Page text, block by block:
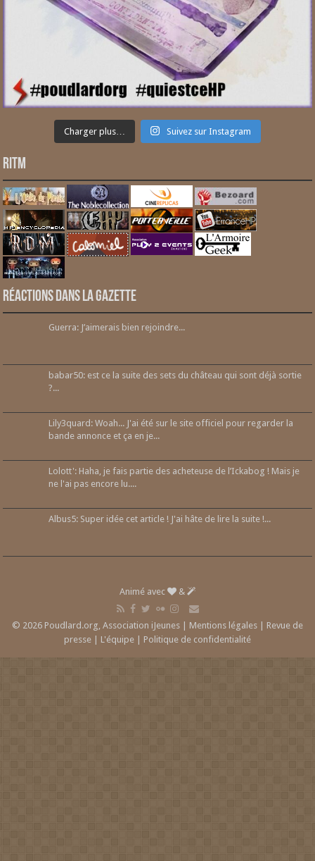
Charger plus… Suivez sur Instagram
RITM
Réactions dans la gazette
Guerra: J’aimerais bien rejoindre...
babar50: est ce la suite des sets du château qui sont déjà sortie
?...
Lily3quard: Woah... J'ai été sur le site officiel pour regarder la
bande annonce et ça en je...
Lolott': Haha, je fais partie des acheteuse de l’Ickabog ! Mais je
ne l'ai pas encore lu....
Albus5: Super idée cet article ! J'ai hâte de lire la suite !...
Animé avec &
© 2026 Poudlard.org, Association iJeunes | Mentions légales | Revue de
presse | L'équipe | Politique de confidentialité